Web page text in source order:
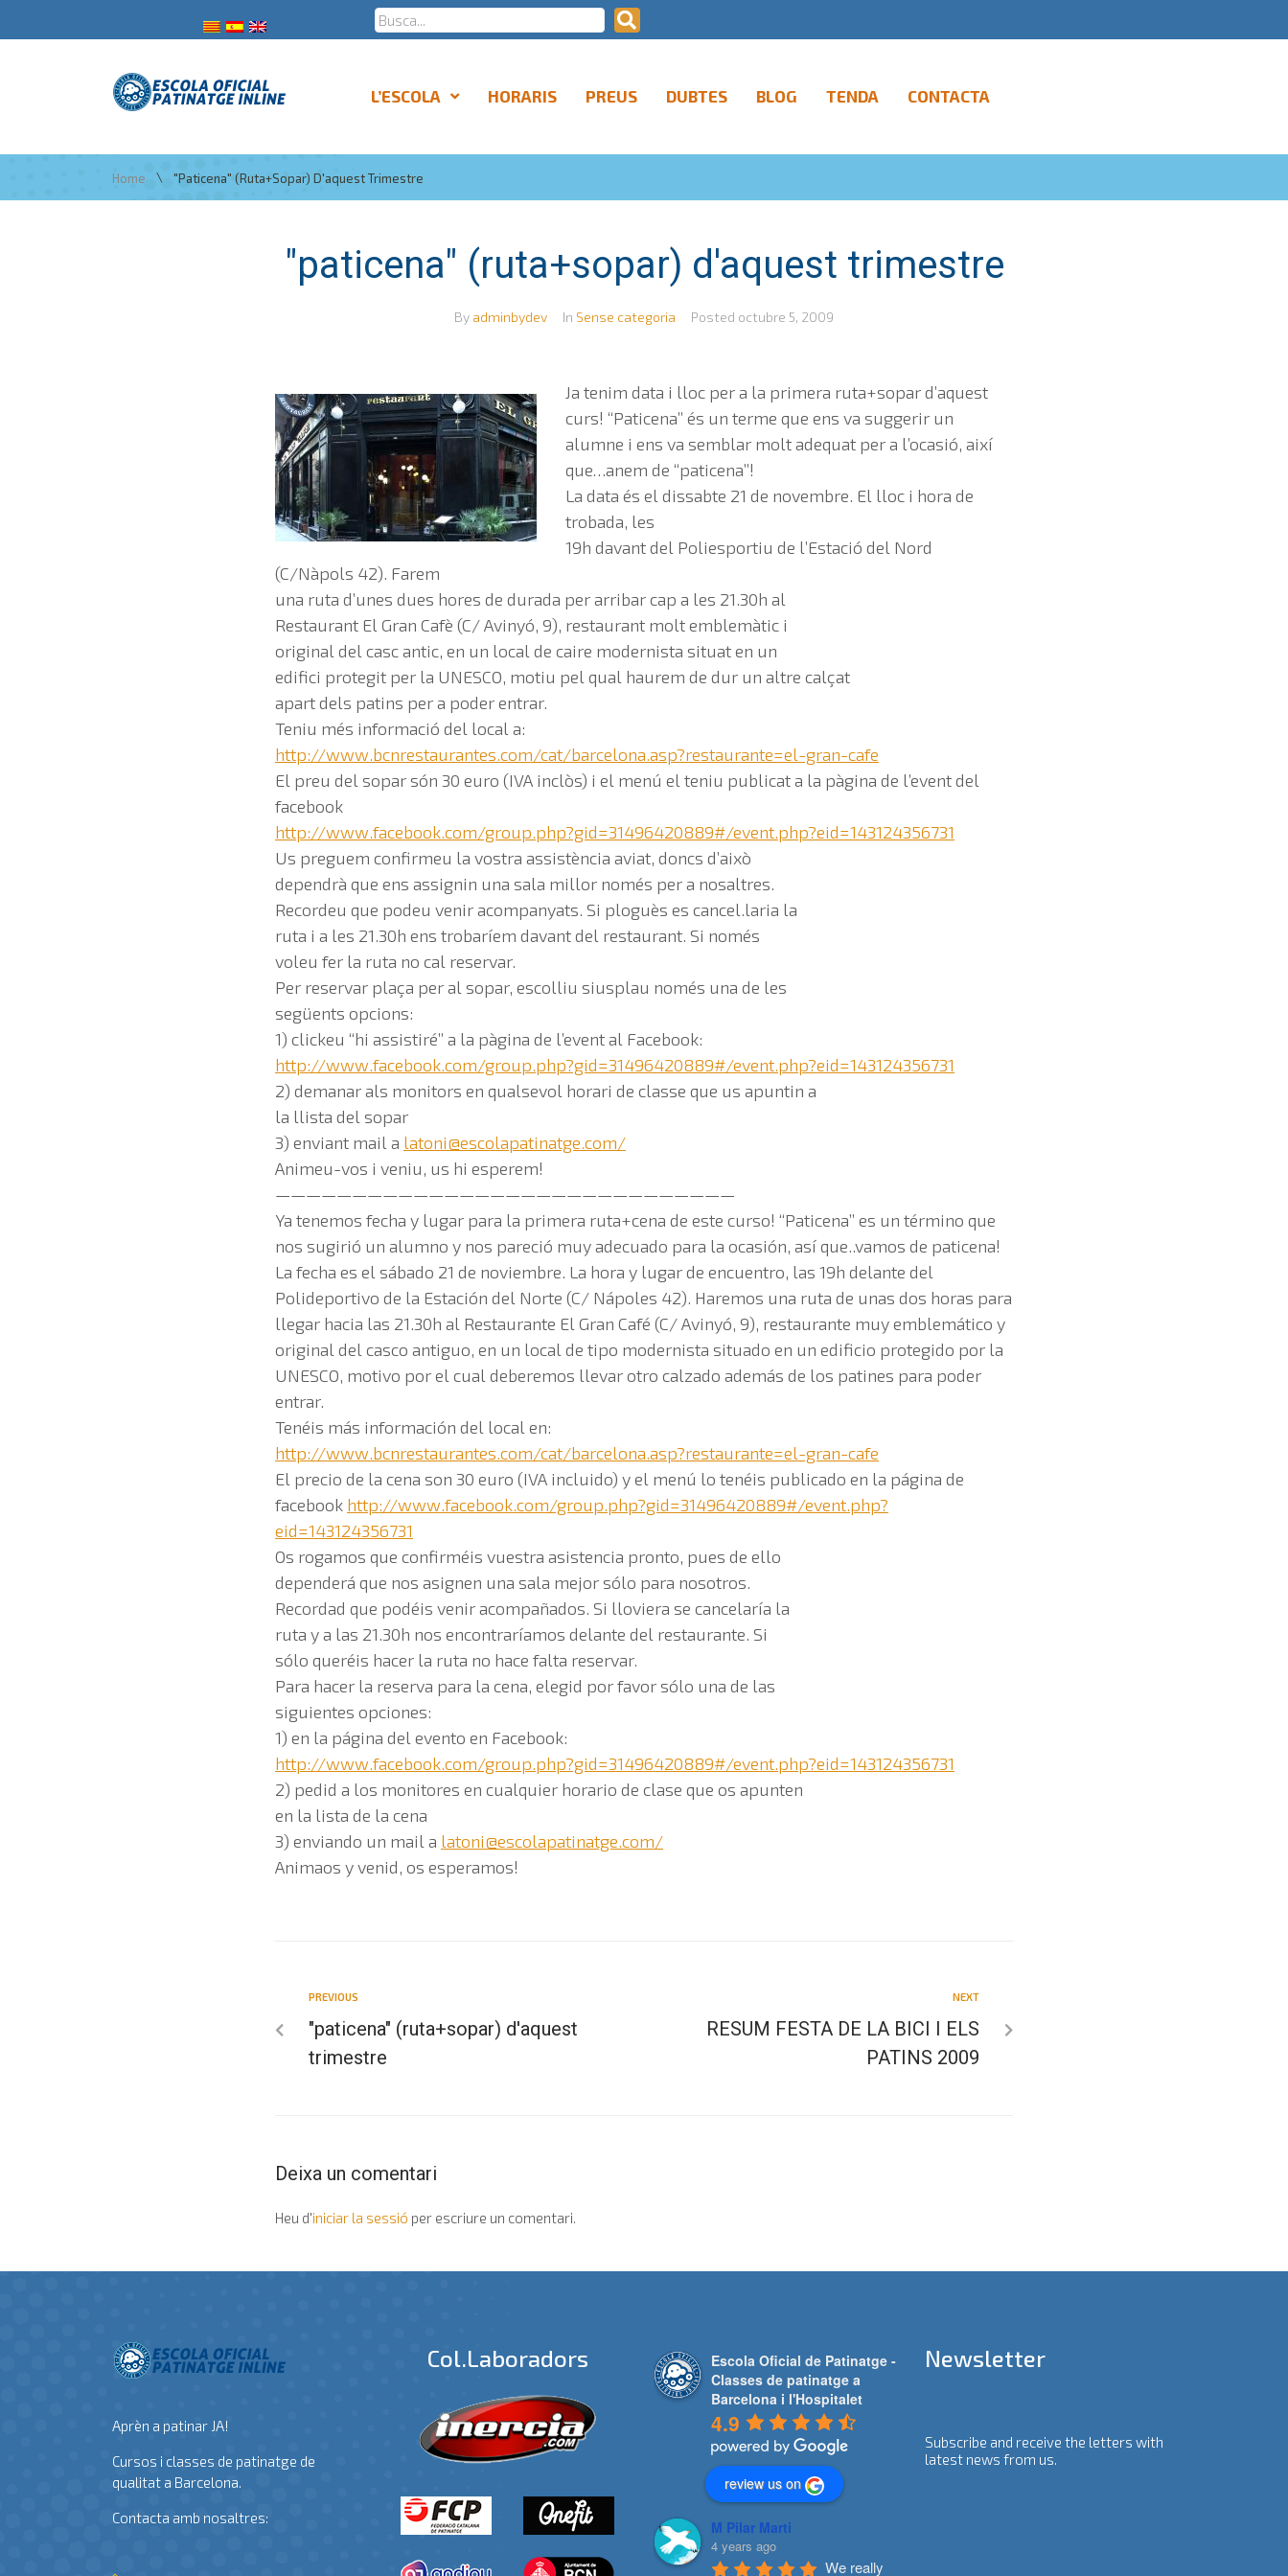
L’ESCOLA HORARIS PREUS DUBTES BLOG TENDA CONTACTA
Home \ "paticena" (ruta+sopar) D'aquest Trimestre
"paticena" (ruta+sopar) d'aquest trimestre
By adminbydev In Sense categoria Posted octubre 5, 2009
Ja tenim data i lloc per a la primera ruta+sopar d’aquest
curs! “Paticena” és un terme que ens va suggerir un
alumne i ens va semblar molt adequat per a l’ocasió, així
que…anem de “paticena”!
La data és el dissabte 21 de novembre. El lloc i hora de
trobada, les
19h davant del Poliesportiu de l’Estació del Nord
(C/Nàpols 42). Farem
una ruta d’unes dues hores de durada per arribar cap a les 21.30h al
Restaurant El Gran Cafè (C/ Avinyó, 9), restaurant molt emblemàtic i
original del casc antic, en un local de caire modernista situat en un
edifici protegit per la UNESCO, motiu pel qual haurem de dur un altre calçat
apart dels patins per a poder entrar.
Teniu més informació del local a:
http://www.bcnrestaurantes.com/cat/barcelona.asp?restaurante=el-gran-cafe
El preu del sopar són 30 euro (IVA inclòs) i el menú el teniu publicat a la pàgina de l’event del
facebook
http://www.facebook.com/group.php?gid=31496420889#/event.php?eid=143124356731
Us preguem confirmeu la vostra assistència aviat, doncs d’això
dependrà que ens assignin una sala millor només per a nosaltres.
Recordeu que podeu venir acompanyats. Si ploguès es cancel.laria la
ruta i a les 21.30h ens trobaríem davant del restaurant. Si només
voleu fer la ruta no cal reservar.
Per reservar plaça per al sopar, escolliu siusplau només una de les
següents opcions:
1) clickeu “hi assistiré” a la pàgina de l’event al Facebook:
http://www.facebook.com/group.php?gid=31496420889#/event.php?eid=143124356731
2) demanar als monitors en qualsevol horari de classe que us apuntin a
la llista del sopar
3) enviant mail a latoni@escolapatinatge.com/
Animeu-vos i veniu, us hi esperem!
——————————————————————————————
Ya tenemos fecha y lugar para la primera ruta+cena de este curso! “Paticena” es un término que
nos sugirió un alumno y nos pareció muy adecuado para la ocasión, así que..vamos de paticena!
La fecha es el sábado 21 de noviembre. La hora y lugar de encuentro, las 19h delante del
Polideportivo de la Estación del Norte (C/ Nápoles 42). Haremos una ruta de unas dos horas para
llegar hacia las 21.30h al Restaurante El Gran Café (C/ Avinyó, 9), restaurante muy emblemático y
original del casco antiguo, en un local de tipo modernista situado en un edificio protegido por la
UNESCO, motivo por el cual deberemos llevar otro calzado además de los patines para poder
entrar.
Tenéis más información del local en:
http://www.bcnrestaurantes.com/cat/barcelona.asp?restaurante=el-gran-cafe
El precio de la cena son 30 euro (IVA incluido) y el menú lo tenéis publicado en la página de
facebook http://www.facebook.com/group.php?gid=31496420889#/event.php?
eid=143124356731
Os rogamos que confirméis vuestra asistencia pronto, pues de ello
dependerá que nos asignen una sala mejor sólo para nosotros.
Recordad que podéis venir acompañados. Si lloviera se cancelaría la
ruta y a las 21.30h nos encontraríamos delante del restaurante. Si
sólo queréis hacer la ruta no hace falta reservar.
Para hacer la reserva para la cena, elegid por favor sólo una de las
siguientes opciones:
1) en la página del evento en Facebook:
http://www.facebook.com/group.php?gid=31496420889#/event.php?eid=143124356731
2) pedid a los monitores en cualquier horario de clase que os apunten
en la lista de la cena
3) enviando un mail a latoni@escolapatinatge.com/
Animaos y venid, os esperamos!
PREVIOUS
"paticena" (ruta+sopar) d'aquest
trimestre
NEXT
RESUM FESTA DE LA BICI I ELS
PATINS 2009
Deixa un comentari
Heu d'iniciar la sessió per escriure un comentari.
Aprèn a patinar JA!
Cursos i classes de patinatge de
qualitat a Barcelona.
Contacta amb nosaltres:
Col.laboradors
Escola Oficial de Patinatge -
Classes de patinatge a
Barcelona i l'Hospitalet
4.9
review us on
M Pilar Marti
4 years ago
We really
Newsletter
Subscribe and receive the letters with
latest news from us.